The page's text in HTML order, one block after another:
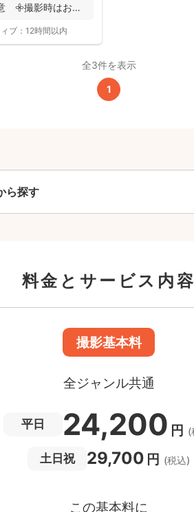
𖧷撮影時はお手
ブ： 12時間以内
全3件を表示
1
ら探す
料金とサービス内容
(税込)
いをまるっと込めました
タ75枚~
けなど含みます
・天候不良でも大丈夫
よって、一部のフォトグラファ
（+3,000円）が発生する場合が